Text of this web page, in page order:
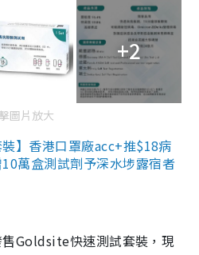
+2
圖片放大
】香港口罩廠acc+推$18病
萬盒測試劑予深水埗露宿者
Goldsite快速測試套裝，現